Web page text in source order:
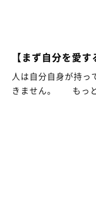
【まず自分を愛す
人は自分自身が持っ
きません。 もっ